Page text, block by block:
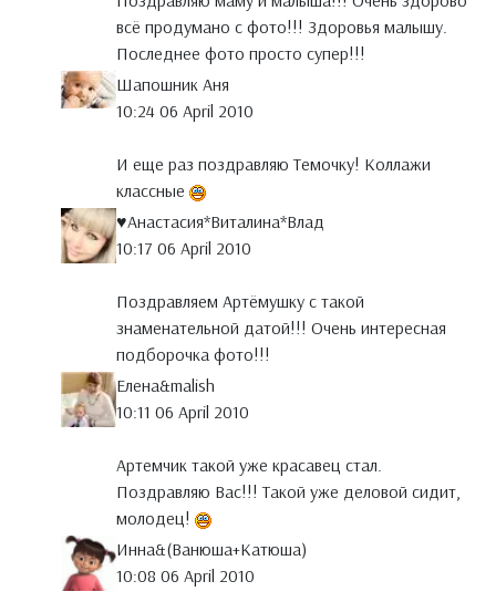
всё продумано с фото!!! Здоровья малышу.
Последнее фото просто супер!!!
Шапошник Аня
10:24 06 April 2010
И еще раз поздравляю Темочку! Коллажи
классные
♥Анастасия*Виталина*Влад
10:17 06 April 2010
Поздравляем Артёмушку с такой
знаменательной датой!!! Очень интересная
подборочка фото!!!
Елена&malish
10:11 06 April 2010
Артемчик такой уже красавец стал.
Поздравляю Вас!!! Такой уже деловой сидит,
молодец!
Инна&(Ванюша+Катюша)
10:08 06 April 2010